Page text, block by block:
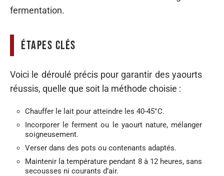
fermentation.
Étapes clés
Voici le déroulé précis pour garantir des yaourts
réussis, quelle que soit la méthode choisie :
Chauffer le lait pour atteindre les 40-45°C.
Incorporer le ferment ou le yaourt nature, mélanger
soigneusement.
Verser dans des pots ou contenants adaptés.
Maintenir la température pendant 8 à 12 heures, sans
secousses ni courants d’air.